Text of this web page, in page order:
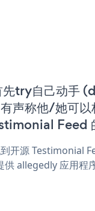
先try自己动手
声称他/她可
Feed
开源 Testimonial
供 allegedly 应用程